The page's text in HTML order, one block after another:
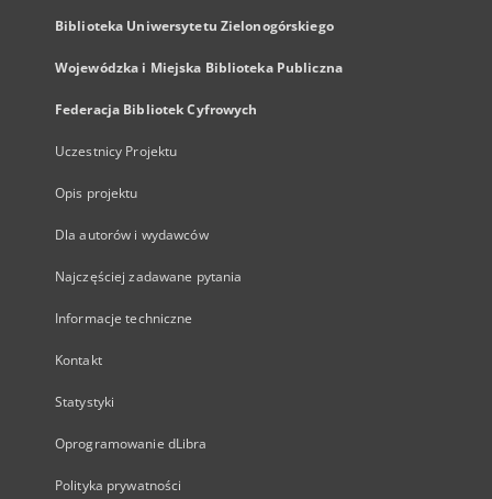
Biblioteka Uniwersytetu Zielonogórskiego
Wojewódzka i Miejska Biblioteka Publiczna
Federacja Bibliotek Cyfrowych
Uczestnicy Projektu
Opis projektu
Dla autorów i wydawców
Najczęściej zadawane pytania
Informacje techniczne
Kontakt
Statystyki
Oprogramowanie dLibra
Polityka prywatności